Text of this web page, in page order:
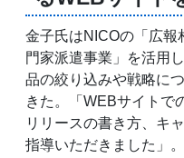
金子氏はNICOの「広報
門家派遣事業」を活用
品の絞り込みや戦略に
きた。「WEBサイトで
リリースの書き方、キ
指導いただきました」